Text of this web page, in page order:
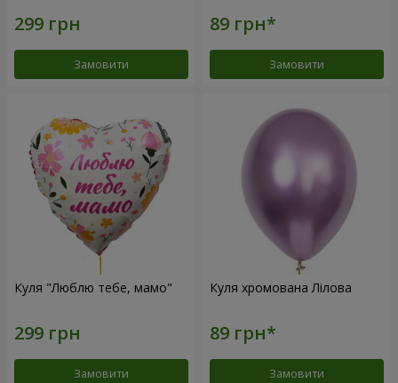
Замовити Замовити
Куля "Люблю тебе, мамо"
Замовити
Куля хромована Лілова
Замовити